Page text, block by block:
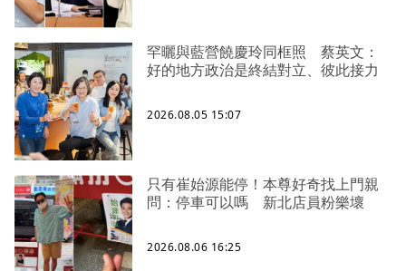
罕曬與藍營饒慶玲同框照 蔡英文：
好的地方政治是終結對立、彼此接力
2026.08.05 15:07
只有崔始源能停！本尊好奇找上門親
問：停車可以嗎 新北店員粉樂壞
2026.08.06 16:25